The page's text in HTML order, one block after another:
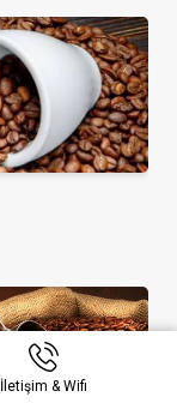
İletişim & Wifi